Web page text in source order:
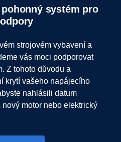
strojovém vybavení a
vás moci podporovat
Z tohoto důvodu a
krytí vašeho napájecího
nahlásili datum
motor nebo elektrický